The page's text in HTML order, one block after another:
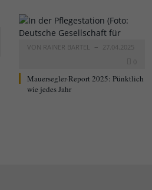
VON RAINER BARTEL
27.04.2025
0
Mauersegler-Report 2025: Pünktlich
wie jedes Jahr